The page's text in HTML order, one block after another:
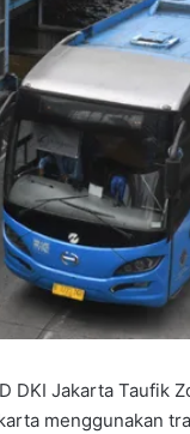
DKI Jakarta Taufik
menggunakan